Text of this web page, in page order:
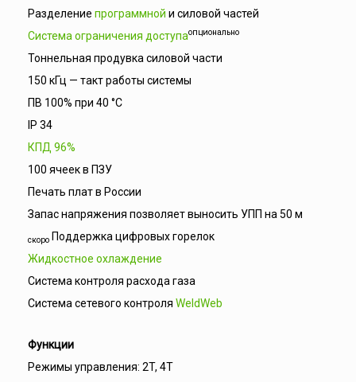
Разделение программной и силовой частей
Система ограничения доступаопционально
Тоннельная продувка силовой части
150 кГц — такт работы системы
ПВ 100% при 40 °С
IP 34
КПД 96%
100 ячеек в ПЗУ
Печать плат в России
Запас напряжения позволяет выносить УПП на 50 м
скоро Поддержка цифровых горелок
Жидкостное охлаждение
Система контроля расхода газа
Система сетевого контроля WeldWeb
Функции
Режимы управления: 2T, 4T